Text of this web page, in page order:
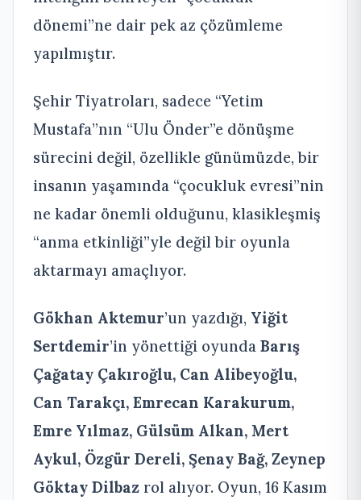
dönemi”ne dair pek az çözümleme
yapılmıştır.
Şehir Tiyatroları, sadece “Yetim
Mustafa”nın “Ulu Önder”e dönüşme
sürecini değil, özellikle günümüzde, bir
insanın yaşamında “çocukluk evresi”nin
ne kadar önemli olduğunu, klasikleşmiş
“anma etkinliği”yle değil bir oyunla
aktarmayı amaçlıyor.
Gökhan Aktemur’un yazdığı, Yiğit
Sertdemir’in yönettiği oyunda Barış
Çağatay Çakıroğlu, Can Alibeyoğlu,
Can Tarakçı, Emrecan Karakurum,
Emre Yılmaz, Gülsüm Alkan, Mert
Aykul, Özgür Dereli, Şenay Bağ, Zeynep
Göktay Dilbaz rol alıyor. Oyun, 16 Kasım